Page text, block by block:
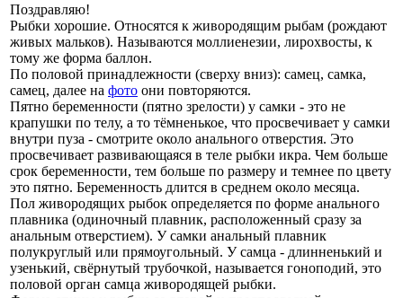
Поздравляю!
Рыбки хорошие. Относятся к живородящим рыбам (рождают
живых мальков). Называются моллиенезии, лирохвосты, к
тому же форма баллон.
По половой принадлежности (сверху вниз): самец, самка,
самец, далее на фото они повторяются.
Пятно беременности (пятно зрелости) у самки - это не
крапушки по телу, а то тёмненькое, что просвечивает у самки
внутри пуза - смотрите около анального отверстия. Это
просвечивает развивающаяся в теле рыбки икра. Чем больше
срок беременности, тем больше по размеру и темнее по цвету
это пятно. Беременность длится в среднем около месяца.
Пол живородящих рыбок определяется по форме анального
плавника (одиночный плавник, расположенный сразу за
анальным отверстием). У самки анальный плавник
полукруглый или прямоугольный. У самца - длинненький и
узенький, свёрнутый трубочкой, называется гоноподий, это
половой орган самца живородящей рыбки.